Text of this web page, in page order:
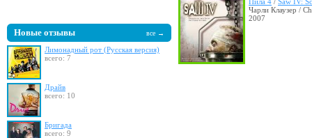
Новые отзывы все →
Лимонадный рот (Русская версия)
всего: 7
Драйв
всего: 10
Бригада
всего: 9
Чарли Клаузер /
2007